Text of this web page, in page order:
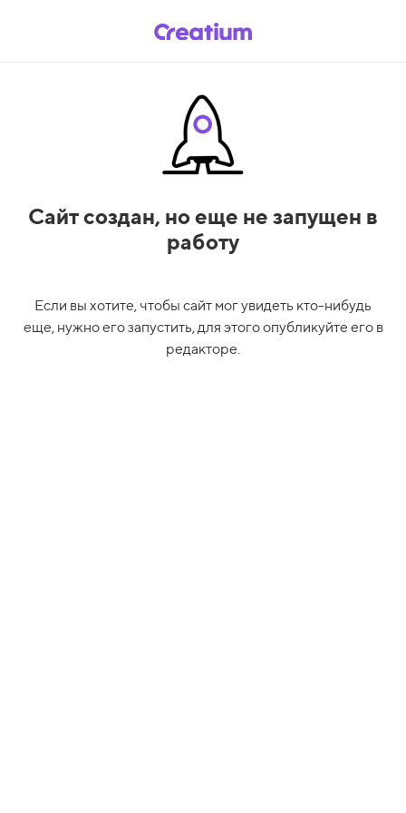
Сайт создан, но еще не запущен в
работу
Если вы хотите, чтобы сайт мог увидеть кто-нибудь
еще, нужно его запустить, для этого опубликуйте его в
редакторе.